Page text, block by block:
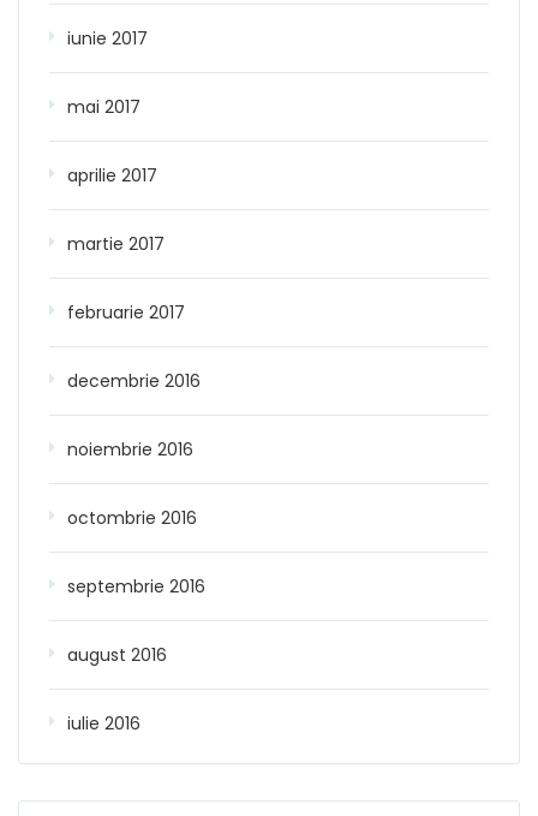
iunie 2017
mai 2017
aprilie 2017
martie 2017
februarie 2017
decembrie 2016
noiembrie 2016
octombrie 2016
septembrie 2016
august 2016
iulie 2016